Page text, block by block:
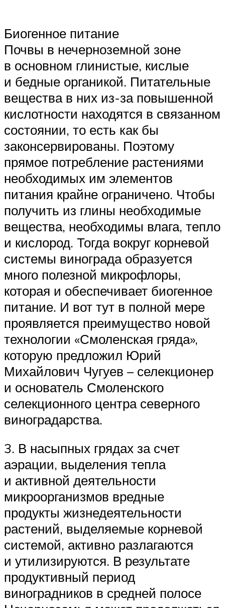
Биогенное питание
Почвы в нечерноземной зоне
в основном глинистые, кислые
и бедные органикой. Питательные
вещества в них из-за повышенной
кислотности находятся в связанном
состоянии, то есть как бы
законсервированы. Поэтому
прямое потребление растениями
необходимых им элементов
питания крайне ограничено. Чтобы
получить из глины необходимые
вещества, необходимы влага, тепло
и кислород. Тогда вокруг корневой
системы винограда образуется
много полезной микрофлоры,
которая и обеспечивает биогенное
питание. И вот тут в полной мере
проявляется преимущество новой
технологии «Смоленская гряда»,
которую предложил Юрий
Михайлович Чугуев – селекционер
и основатель Смоленского
селекционного центра северного
виноградарства.
3. В насыпных грядах за счет
аэрации, выделения тепла
и активной деятельности
микроорганизмов вредные
продукты жизнедеятельности
растений, выделяемые корневой
системой, активно разлагаются
и утилизируются. В результате
продуктивный период
виноградников в средней полосе